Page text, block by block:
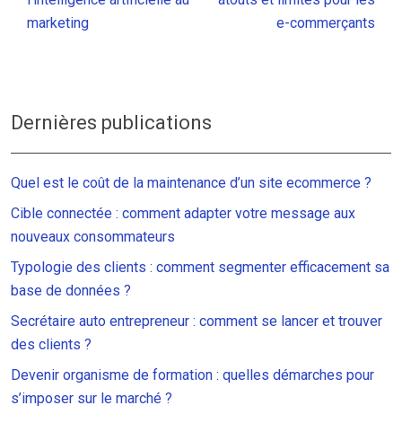
marketing
e-commerçants
Dernières publications
Quel est le coût de la maintenance d’un site ecommerce ?
Cible connectée : comment adapter votre message aux
nouveaux consommateurs
Typologie des clients : comment segmenter efficacement sa
base de données ?
Secrétaire auto entrepreneur : comment se lancer et trouver
des clients ?
Devenir organisme de formation : quelles démarches pour
s’imposer sur le marché ?